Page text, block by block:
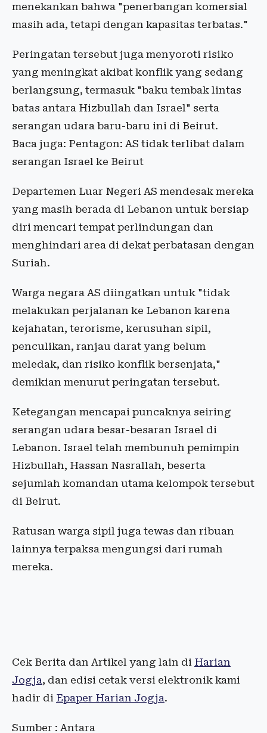
menekankan bahwa "penerbangan komersial
masih ada, tetapi dengan kapasitas terbatas."
Peringatan tersebut juga menyoroti risiko
yang meningkat akibat konflik yang sedang
berlangsung, termasuk "baku tembak lintas
batas antara Hizbullah dan Israel" serta
serangan udara baru-baru ini di Beirut.
Baca juga: Pentagon: AS tidak terlibat dalam
serangan Israel ke Beirut
Departemen Luar Negeri AS mendesak mereka
yang masih berada di Lebanon untuk bersiap
diri mencari tempat perlindungan dan
menghindari area di dekat perbatasan dengan
Suriah.
Warga negara AS diingatkan untuk "tidak
melakukan perjalanan ke Lebanon karena
kejahatan, terorisme, kerusuhan sipil,
penculikan, ranjau darat yang belum
meledak, dan risiko konflik bersenjata,"
demikian menurut peringatan tersebut.
Ketegangan mencapai puncaknya seiring
serangan udara besar-besaran Israel di
Lebanon. Israel telah membunuh pemimpin
Hizbullah, Hassan Nasrallah, beserta
sejumlah komandan utama kelompok tersebut
di Beirut.
Ratusan warga sipil juga tewas dan ribuan
lainnya terpaksa mengungsi dari rumah
mereka.
Cek Berita dan Artikel yang lain di Harian
Jogja, dan edisi cetak versi elektronik kami
hadir di Epaper Harian Jogja.
Sumber : Antara